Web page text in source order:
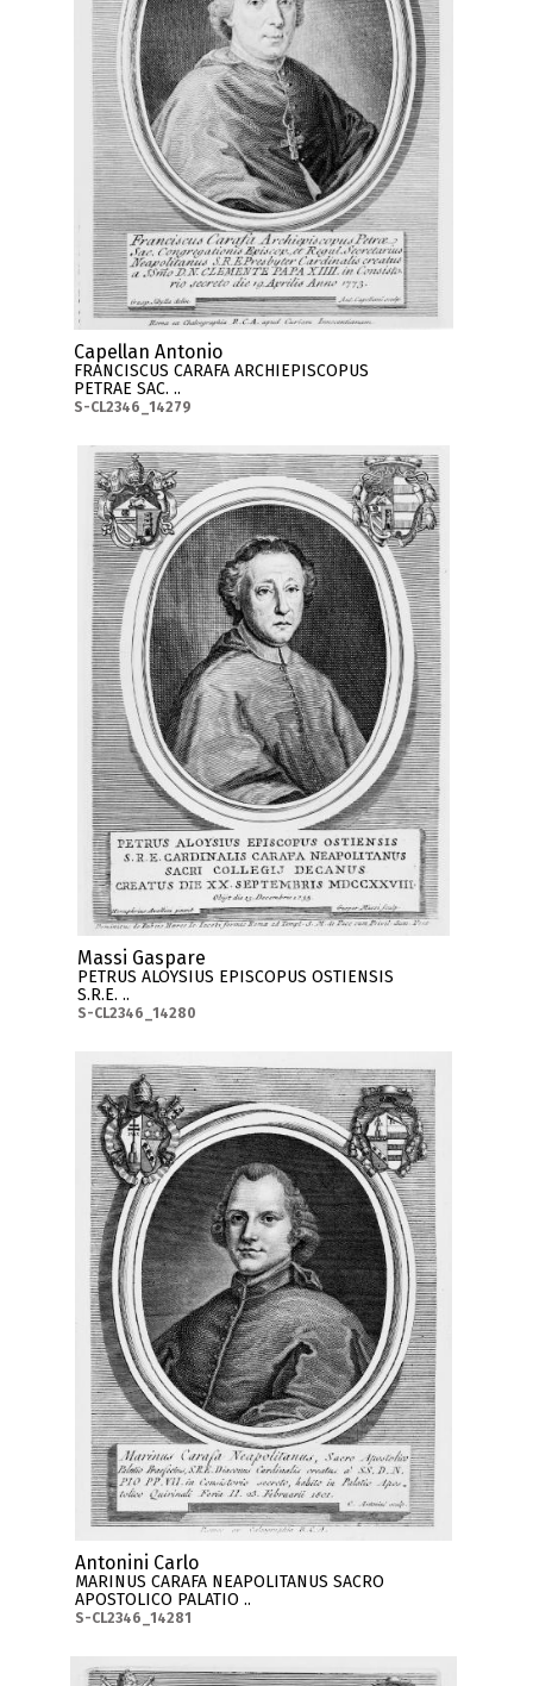
Capellan Antonio
FRANCISCUS CARAFA ARCHIEPISCOPUS
PETRAE SAC. ..
S-CL2346_14279
Massi Gaspare
PETRUS ALOYSIUS EPISCOPUS OSTIENSIS
S.R.E. ..
S-CL2346_14280
Antonini Carlo
MARINUS CARAFA NEAPOLITANUS SACRO
APOSTOLICO PALATIO ..
S-CL2346_14281